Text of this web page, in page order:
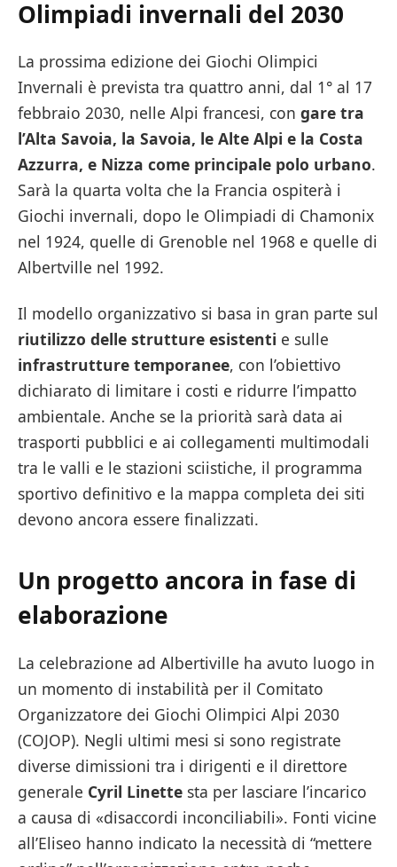
Olimpiadi invernali del 2030
La prossima edizione dei Giochi Olimpici
Invernali è prevista tra quattro anni, dal 1° al 17
febbraio 2030, nelle Alpi francesi, con gare tra
l’Alta Savoia, la Savoia, le Alte Alpi e la Costa
Azzurra, e Nizza come principale polo urbano.
Sarà la quarta volta che la Francia ospiterà i
Giochi invernali, dopo le Olimpiadi di Chamonix
nel 1924, quelle di Grenoble nel 1968 e quelle di
Albertville nel 1992.
Il modello organizzativo si basa in gran parte sul
riutilizzo delle strutture esistenti e sulle
infrastrutture temporanee, con l’obiettivo
dichiarato di limitare i costi e ridurre l’impatto
ambientale. Anche se la priorità sarà data ai
trasporti pubblici e ai collegamenti multimodali
tra le valli e le stazioni sciistiche, il programma
sportivo definitivo e la mappa completa dei siti
devono ancora essere finalizzati.
Un progetto ancora in fase di
elaborazione
La celebrazione ad Albertiville ha avuto luogo in
un momento di instabilità per il Comitato
Organizzatore dei Giochi Olimpici Alpi 2030
(COJOP). Negli ultimi mesi si sono registrate
diverse dimissioni tra i dirigenti e il direttore
generale Cyril Linette sta per lasciare l’incarico
a causa di «disaccordi inconciliabili». Fonti vicine
all’Eliseo hanno indicato la necessità di “mettere